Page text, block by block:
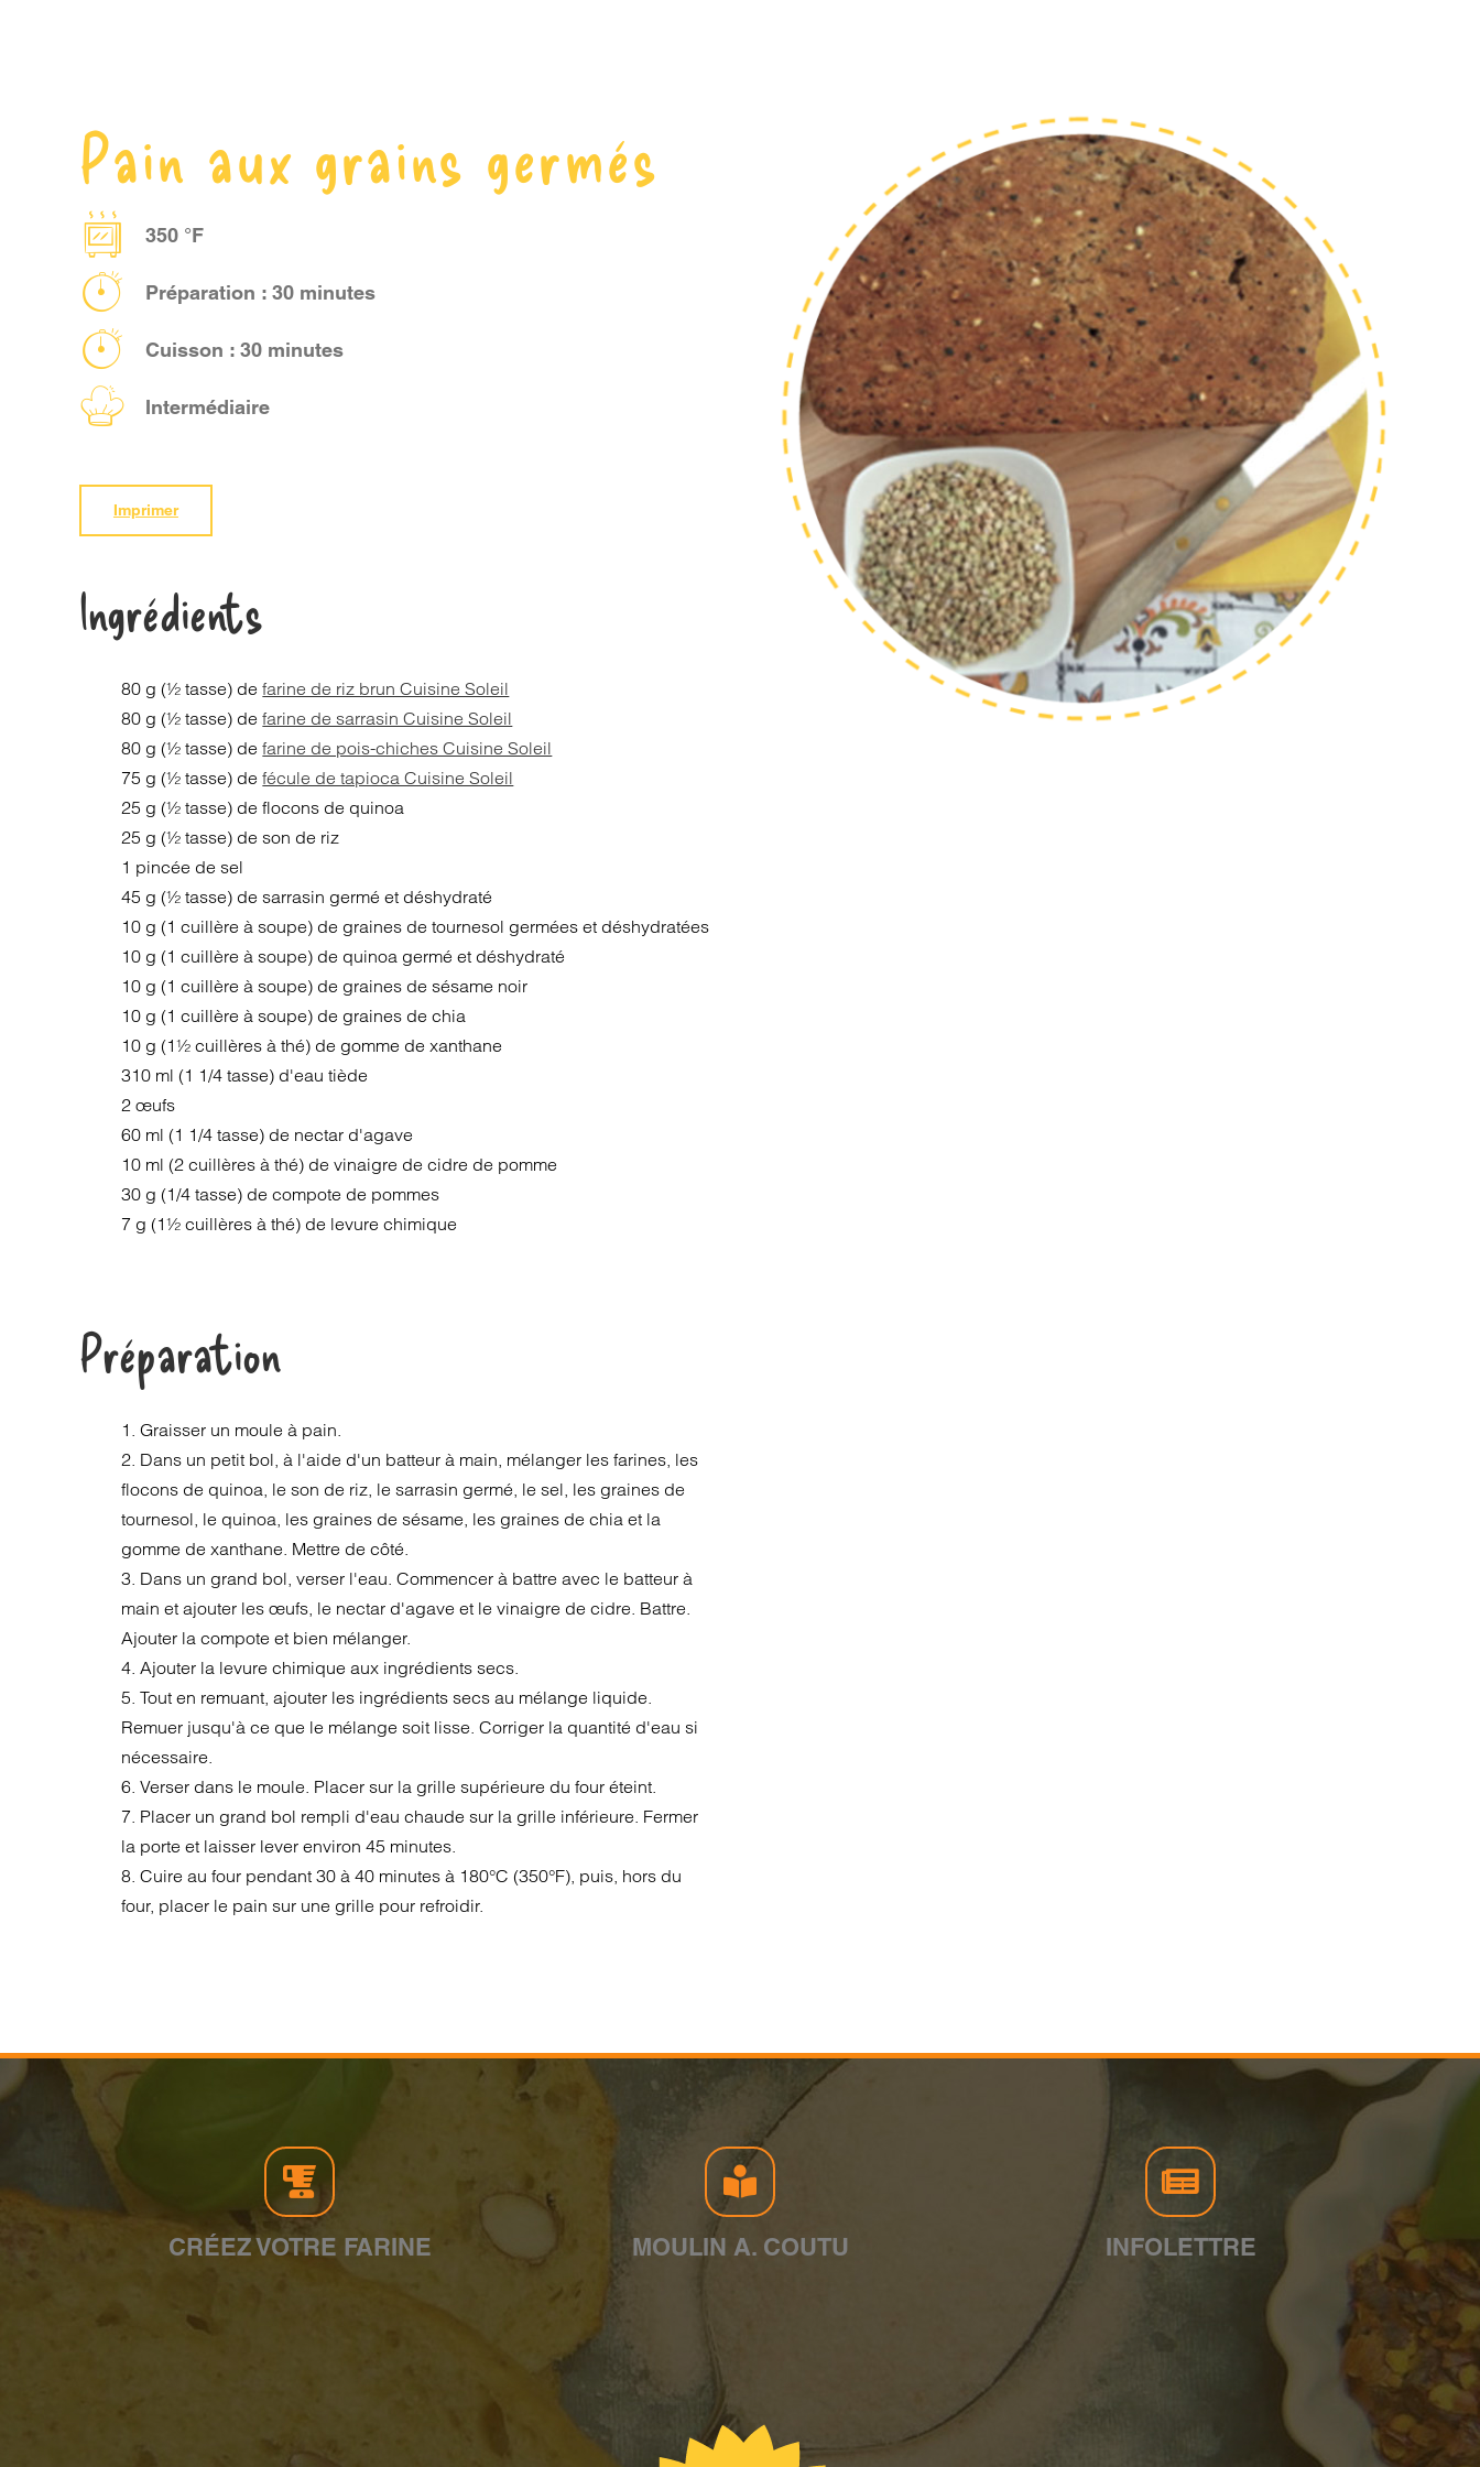
Pain aux grains germés
350 °F
Préparation : 30 minutes
Cuisson : 30 minutes
Intermédiaire
Imprimer
Ingrédients
80 g (½ tasse) defarine de riz brun Cuisine Soleil
80 g (½ tasse) defarine de sarrasin Cuisine Soleil
80 g (½ tasse) defarine de pois-chiches Cuisine Soleil
75 g (½ tasse) defécule de tapioca Cuisine Soleil
25 g (½ tasse) de flocons de quinoa
25 g (½ tasse) de son de riz
1 pincée de sel
45 g (½ tasse) de sarrasin germé et déshydraté
10 g (1 cuillère à soupe) de graines de tournesol germées et déshydratées
10 g (1 cuillère à soupe) de quinoa germé et déshydraté
10 g (1 cuillère à soupe) de graines de sésame noir
10 g (1 cuillère à soupe) de graines de chia
10 g (1½ cuillères à thé) de gomme de xanthane
310 ml (1 1/4 tasse) d'eau tiède
2 œufs
60 ml (1 1/4 tasse) de nectar d'agave
10 ml (2 cuillères à thé) de vinaigre de cidre de pomme
30 g (1/4 tasse) de compote de pommes
7 g (1½ cuillères à thé) de levure chimique
Préparation
1. Graisser un moule à pain.
2. Dans un petit bol, à l'aide d'un batteur à main, mélanger les farines, les
flocons de quinoa, le son de riz, le sarrasin germé, le sel, les graines de
tournesol, le quinoa, les graines de sésame, les graines de chia et la
gomme de xanthane. Mettre de côté.
3. Dans un grand bol, verser l'eau. Commencer à battre avec le batteur à
main et ajouter les œufs, le nectar d'agave et le vinaigre de cidre. Battre.
Ajouter la compote et bien mélanger.
4. Ajouter la levure chimique aux ingrédients secs.
5. Tout en remuant, ajouter les ingrédients secs au mélange liquide.
Remuer jusqu'à ce que le mélange soit lisse. Corriger la quantité d'eau si
nécessaire.
6. Verser dans le moule. Placer sur la grille supérieure du four éteint.
7. Placer un grand bol rempli d'eau chaude sur la grille inférieure. Fermer
la porte et laisser lever environ 45 minutes.
8. Cuire au four pendant 30 à 40 minutes à 180°C (350°F), puis, hors du
four, placer le pain sur une grille pour refroidir.
CRÉEZ VOTRE FARINE MOULIN A. COUTU INFOLETTRE